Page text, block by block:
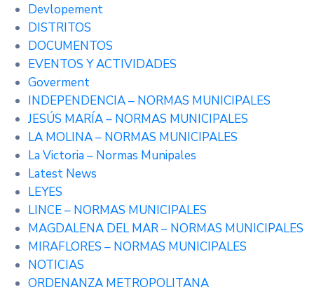
Devlopement
DISTRITOS
DOCUMENTOS
EVENTOS Y ACTIVIDADES
Goverment
INDEPENDENCIA – NORMAS MUNICIPALES
JESÚS MARÍA – NORMAS MUNICIPALES
LA MOLINA – NORMAS MUNICIPALES
La Victoria – Normas Munipales
Latest News
LEYES
LINCE – NORMAS MUNICIPALES
MAGDALENA DEL MAR – NORMAS MUNICIPALES
MIRAFLORES – NORMAS MUNICIPALES
NOTICIAS
ORDENANZA METROPOLITANA